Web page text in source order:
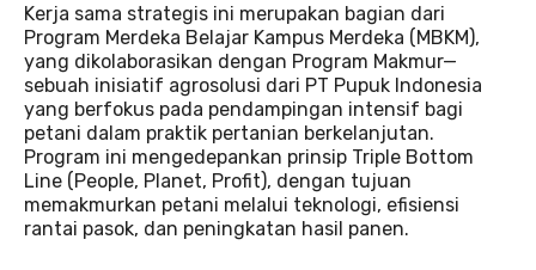
Kerja sama strategis ini merupakan bagian dari
Program Merdeka Belajar Kampus Merdeka (MBKM),
yang dikolaborasikan dengan Program Makmur—
sebuah inisiatif agrosolusi dari PT Pupuk Indonesia
yang berfokus pada pendampingan intensif bagi
petani dalam praktik pertanian berkelanjutan.
Program ini mengedepankan prinsip Triple Bottom
Line (People, Planet, Profit), dengan tujuan
memakmurkan petani melalui teknologi, efisiensi
rantai pasok, dan peningkatan hasil panen.